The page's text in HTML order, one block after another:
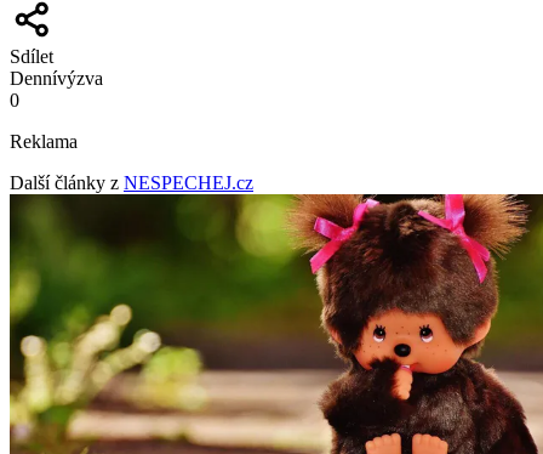
Sdílet
Dennívýzva
0
Reklama
Další články z NESPECHEJ.cz